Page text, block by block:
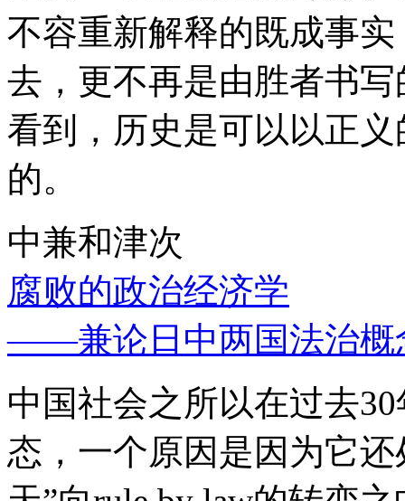
不容重新解释的既成事
去，更不再是由胜者书
看到，历史是可以以正
的。
中兼和津次
腐败的政治经济学
——兼论日中两国法治概
中国社会之所以在过去
态，一个原因是因为它